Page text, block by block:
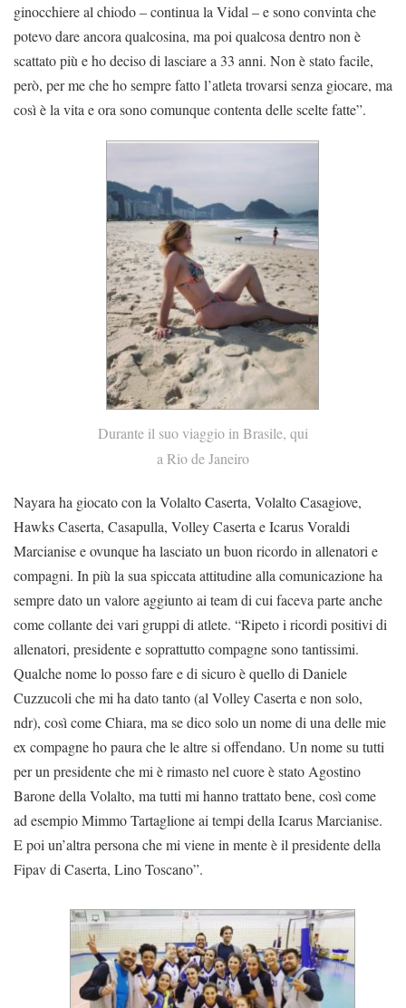
ginocchiere al chiodo – continua la Vidal – e sono convinta che
potevo dare ancora qualcosina, ma poi qualcosa dentro non è
scattato più e ho deciso di lasciare a 33 anni. Non è stato facile,
però, per me che ho sempre fatto l’atleta trovarsi senza giocare, ma
così è la vita e ora sono comunque contenta delle scelte fatte”.
Durante il suo viaggio in Brasile, qui
a Rio de Janeiro
Nayara ha giocato con la Volalto Caserta, Volalto Casagiove,
Hawks Caserta, Casapulla, Volley Caserta e Icarus Voraldi
Marcianise e ovunque ha lasciato un buon ricordo in allenatori e
compagni. In più la sua spiccata attitudine alla comunicazione ha
sempre dato un valore aggiunto ai team di cui faceva parte anche
come collante dei vari gruppi di atlete. “Ripeto i ricordi positivi di
allenatori, presidente e soprattutto compagne sono tantissimi.
Qualche nome lo posso fare e di sicuro è quello di Daniele
Cuzzucoli che mi ha dato tanto (al Volley Caserta e non solo,
ndr), così come Chiara, ma se dico solo un nome di una delle mie
ex compagne ho paura che le altre si offendano. Un nome su tutti
per un presidente che mi è rimasto nel cuore è stato Agostino
Barone della Volalto, ma tutti mi hanno trattato bene, così come
ad esempio Mimmo Tartaglione ai tempi della Icarus Marcianise.
E poi un’altra persona che mi viene in mente è il presidente della
Fipav di Caserta, Lino Toscano”.